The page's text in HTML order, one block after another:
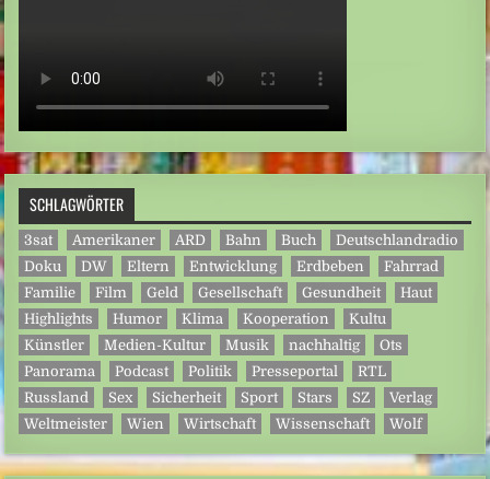
SCHLAGWÖRTER
3sat Amerikaner ARD Bahn Buch
Deutschlandradio
Doku
DW Eltern Entwicklung Erdbeben
Fahrrad
Familie
Film Geld Gesellschaft Gesundheit
Haut
Highlights
Humor Klima Kooperation
Kultu
Künstler
Medien-Kultur Musik nachhaltig
Ots
Panorama
Podcast Politik Presseportal
RTL
Russland
Sex Sicherheit Sport Stars SZ
Verlag
Weltmeister
Wien Wirtschaft Wissenschaft Wolf